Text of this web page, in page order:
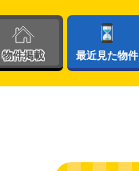
物件掲載 最近見た物件